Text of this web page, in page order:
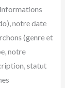
notre date
(genre et
notre
statut